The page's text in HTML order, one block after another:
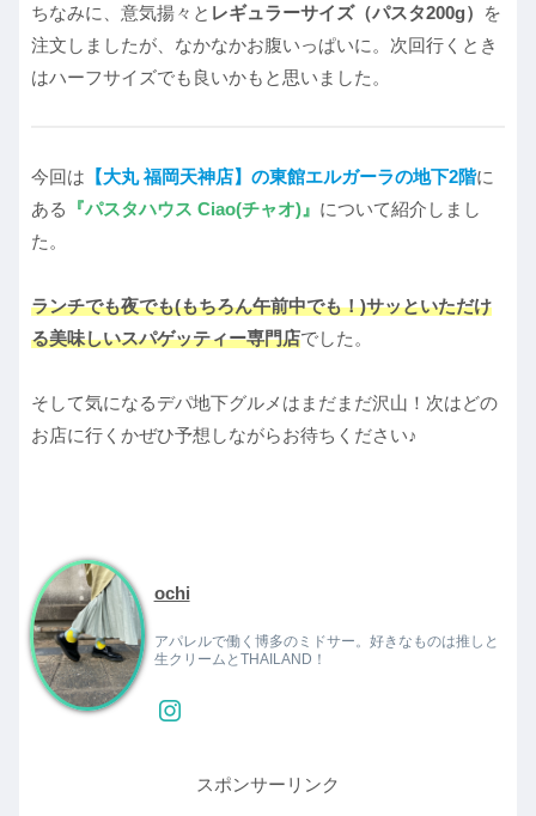
ちなみに、意気揚々と レギュラーサイズ（パスタ200g）
を
注文しましたが、なかなかお腹いっぱいに。次回行くとき
はハーフサイズでも良いかもと思いました。
今回は 【大丸 福岡天神店】の東館エルガーラの地下2階に
ある
『パスタハウス Ciao(チャオ)』 について紹介しまし
た。
ランチでも夜でも(もちろん午前中でも！)サッといただけ
る美味しいスパゲッティー専門店でした。
そして気になるデパ地下グルメはまだまだ沢山！次はどの
お店に行くかぜひ予想しながらお待ちください♪
ochi
アパレルで働く博多のミドサー。好きなものは推しと
生クリームとTHAILAND！
スポンサーリンク